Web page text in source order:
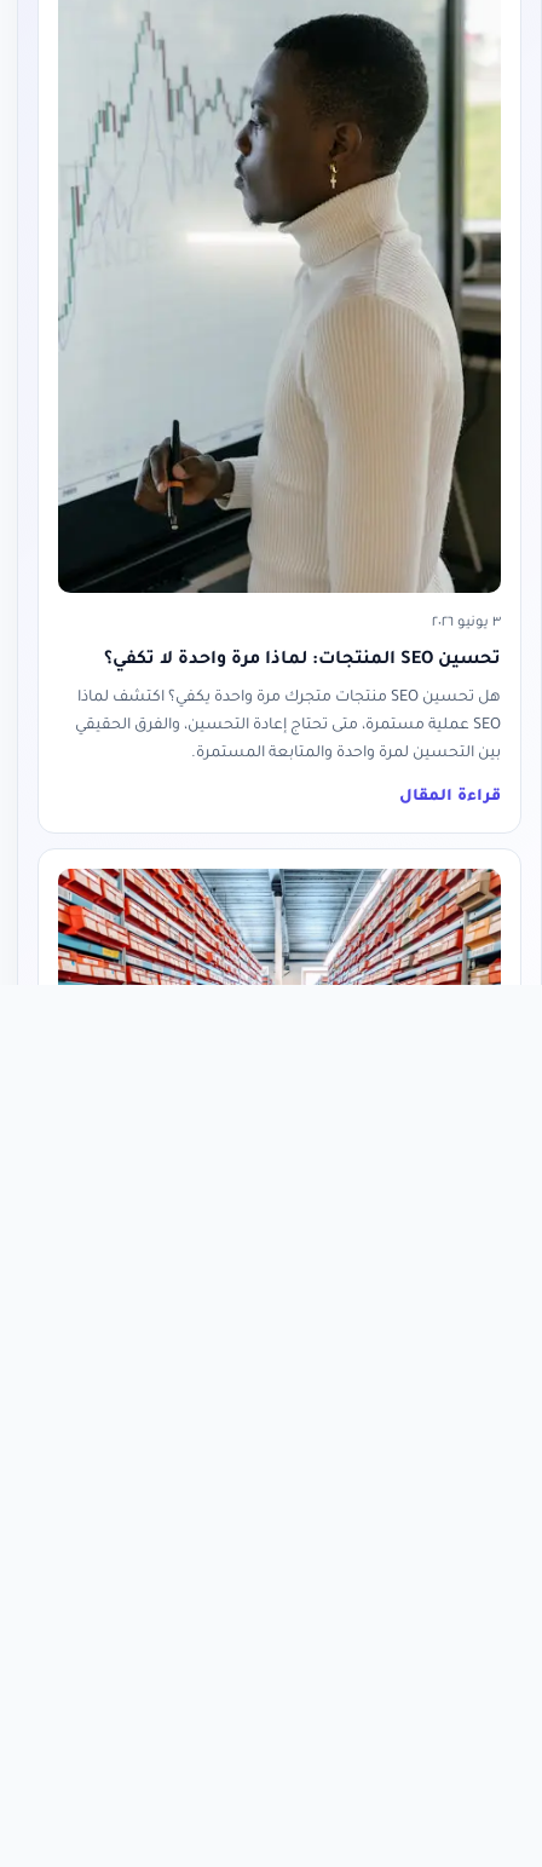
٣ يونيو ٢٠٢٦
تحسين SEO المنتجات: لماذا مرة واحدة لا تكفي؟
هل تحسين SEO منتجات متجرك مرة واحدة يكفي؟ اكتشف لماذا
SEO عملية مستمرة، متى تحتاج إعادة التحسين، والفرق الحقيقي
بين التحسين لمرة واحدة والمتابعة المستمرة.
قراءة المقال